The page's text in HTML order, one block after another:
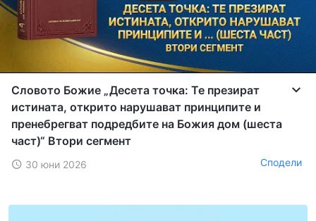
Словото Божие „Десета точка: Те презират
истината, открито нарушават принципите и
пренебрегват подредбите на Божия дом (шеста
част)“ Втори сегмент
30 юни 2026 Сподели